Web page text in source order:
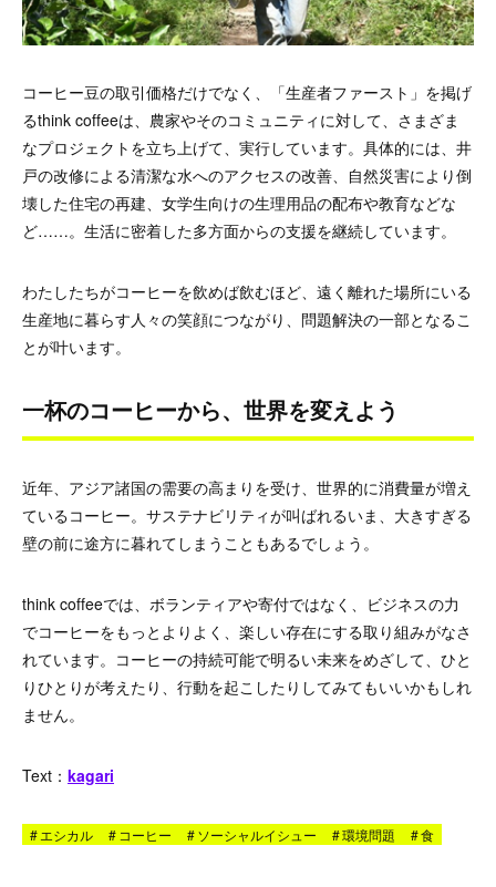
コーヒー豆の取引価格だけでなく、「生産者ファースト」を掲げ
るthink coffeeは、農家やそのコミュニティに対して、さまざま
なプロジェクトを立ち上げて、実行しています。具体的には、井
戸の改修による清潔な水へのアクセスの改善、自然災害により倒
壊した住宅の再建、女学生向けの生理用品の配布や教育などな
ど……。生活に密着した多方面からの支援を継続しています。
わたしたちがコーヒーを飲めば飲むほど、遠く離れた場所にいる
生産地に暮らす人々の笑顔につながり、問題解決の一部となるこ
とが叶います。
一杯のコーヒーから、世界を変えよう
近年、アジア諸国の需要の高まりを受け、世界的に消費量が増え
ているコーヒー。サステナビリティが叫ばれるいま、大きすぎる
壁の前に途方に暮れてしまうこともあるでしょう。
think coffeeでは、ボランティアや寄付ではなく、ビジネスの力
でコーヒーをもっとよりよく、楽しい存在にする取り組みがなさ
れています。コーヒーの持続可能で明るい未来をめざして、ひと
りひとりが考えたり、行動を起こしたりしてみてもいいかもしれ
ません。
Text： kagari
#エシカル #コーヒー #ソーシャルイシュー #環境問題 #食